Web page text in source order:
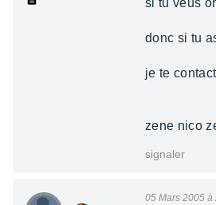
si tu veus
donc si tu
je te
zene nico
signaler
05 Mars 2005 à